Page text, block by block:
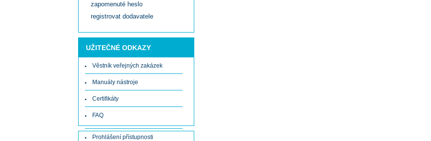
zapomenuté heslo
registrovat dodavatele
UŽITEČNÉ ODKAZY
Věstník veřejných zakázek
Manuály nástroje
Certifikáty
FAQ
Prohlášení přístupnosti